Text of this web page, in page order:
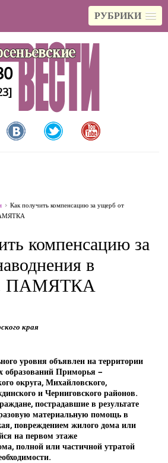
РУБРИКИ
Как получить компенсацию за ущерб от
компенсацию за
в
ПАМЯТКА
края
уровня объявлен на территории
образований Приморья –
округа, Михайловского,
и Черниговского районов.
пострадавшие в результате
материальную помощь в
повреждением жилого дома или
на первом этаже
полной или частичной утратой